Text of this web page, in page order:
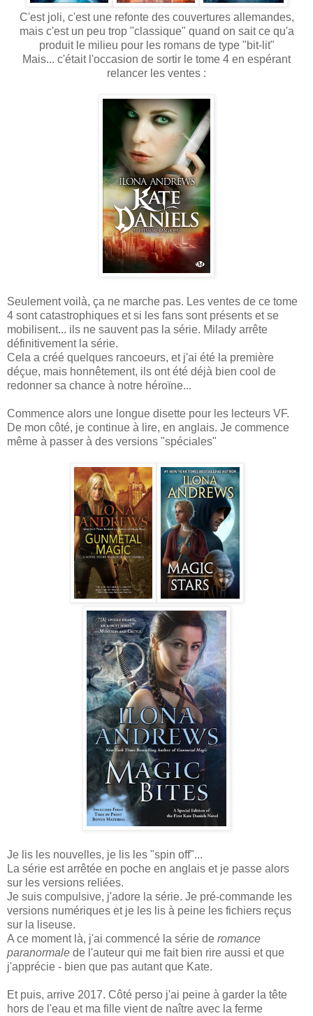
C'est joli, c'est une refonte des couvertures allemandes,
mais c'est un peu trop "classique" quand on sait ce qu'a
produit le milieu pour les romans de type "bit-lit"
Mais... c'était l'occasion de sortir le tome 4 en espérant
relancer les ventes :
Seulement voilà, ça ne marche pas. Les ventes de ce tome
4 sont catastrophiques et si les fans sont présents et se
mobilisent... ils ne sauvent pas la série. Milady arrête
définitivement la série.
Cela a créé quelques rancoeurs, et j'ai été la première
déçue, mais honnêtement, ils ont été déjà bien cool de
redonner sa chance à notre héroïne...
Commence alors une longue disette pour les lecteurs VF.
De mon côté, je continue à lire, en anglais. Je commence
même à passer à des versions "spéciales"
Je lis les nouvelles, je lis les "spin off"...
La série est arrêtée en poche en anglais et je passe alors
sur les versions reliées.
Je suis compulsive, j'adore la série. Je pré-commande les
versions numériques et je les lis à peine les fichiers reçus
sur la liseuse.
A ce moment là, j'ai commencé la série de romance
paranormale de l'auteur qui me fait bien rire aussi et que
j'apprécie - bien que pas autant que Kate.
Et puis, arrive 2017. Côté perso j'ai peine à garder la tête
hors de l'eau et ma fille vient de naître avec la ferme